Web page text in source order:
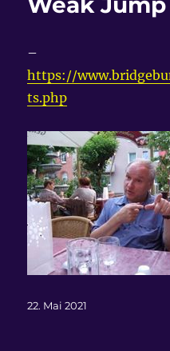
–
https://
ts.php
Veröffentlicht
22. Mai 2021